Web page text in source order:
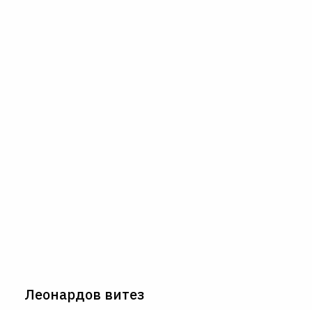
Леонардов витез